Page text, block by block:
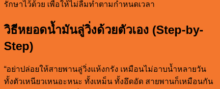
รักษาไว้ด้วย เพื่อให้ไม่ลืมทำตามกำหนดเวลา
วิธีหยอดน้ำมันลู่วิ่งด้วยตัวเอง (Step-by-
Step)
“อย่าปล่อยให้สายพานลู่วิ่งแห้งกรัง เหมือนไม่อาบน้ำหลายวัน
ทั้งตัวเหนียวเหนอะหนะ ทั้งเหม็น ทั้งอึดอัด สายพานก็เหมือนกัน